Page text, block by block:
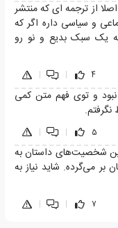
از ترجمه ای که منتشر
و سیاسی داره اگر که
یک سبک بدیع و نو رو
4
|
|
نبود و توی فهم متن کمی
5
|
|
شخصیت‌های داستان به
می‌گرده. شاید نیاز به
7
|
|